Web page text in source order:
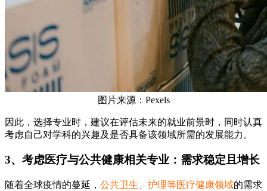
图片来源：Pexels
因此，选择专业时，建议在评估未来的就业前景时，同时认真
考虑自己对学科的兴趣及是否具备该领域所需的发展能力。
3、考虑医疗与公共健康相关专业：需求稳定且增长
随着全球疫情的蔓延， 公共卫生、护理等医疗健康领域的需求